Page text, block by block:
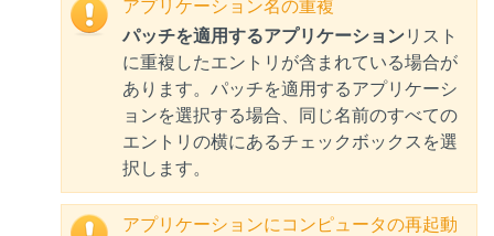
アプリケーション名の重複
パッチを適用するアプリケーションリスト
に重複したエントリが含まれている場合が
あります。パッチを適用するアプリケーシ
ョンを選択する場合、同じ名前のすべての
エントリの横にあるチェックボックスを選
択します。
アプリケーションにコンピュータの再起動